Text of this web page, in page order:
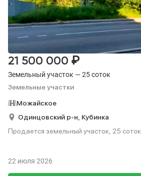
Земельный участок — 25 соток
Земельные участки
21 500 000 ₽
Можайское
Одинцовский р-н, Кубинка
Продается земельный участок, 25 соток.
22 июля 2026